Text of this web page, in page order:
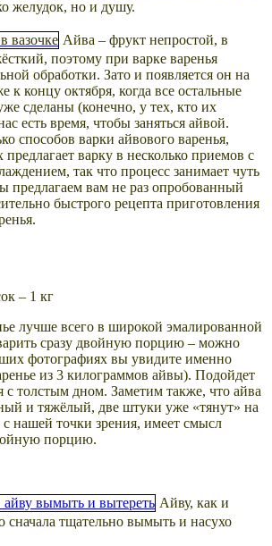
желудок, но и душу.
Айва – фрукт непростой, в
поэтому при варке варенья
обработки. Зато и появляется он на
концу октября, когда все остальные
сделаны (конечно, у тех, кто их
есть время, чтобы заняться айвой.
способов варки айвового варенья,
варку в несколько приемов с
так что процесс занимает чуть
предлагаем вам не раз опробованный
быстрого рецепта приготовления
– 1 кг
лучше всего в широкой эмалированной
сразу двойную порцию – можно
фотографиях вы увидите именно
из 3 килограммов айвы). Подойдет
с толстым дном. Заметим также, что айва
и тяжёлый, две штуки уже «тянут» на
нашей точки зрения, имеет смысл
порцию.
Айву, как и
тщательно вымыть и насухо